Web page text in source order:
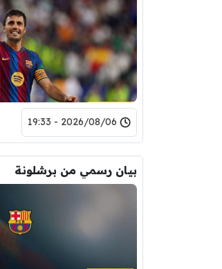
2026/08/06 - 19:33
بيان رسمي من برشلونة